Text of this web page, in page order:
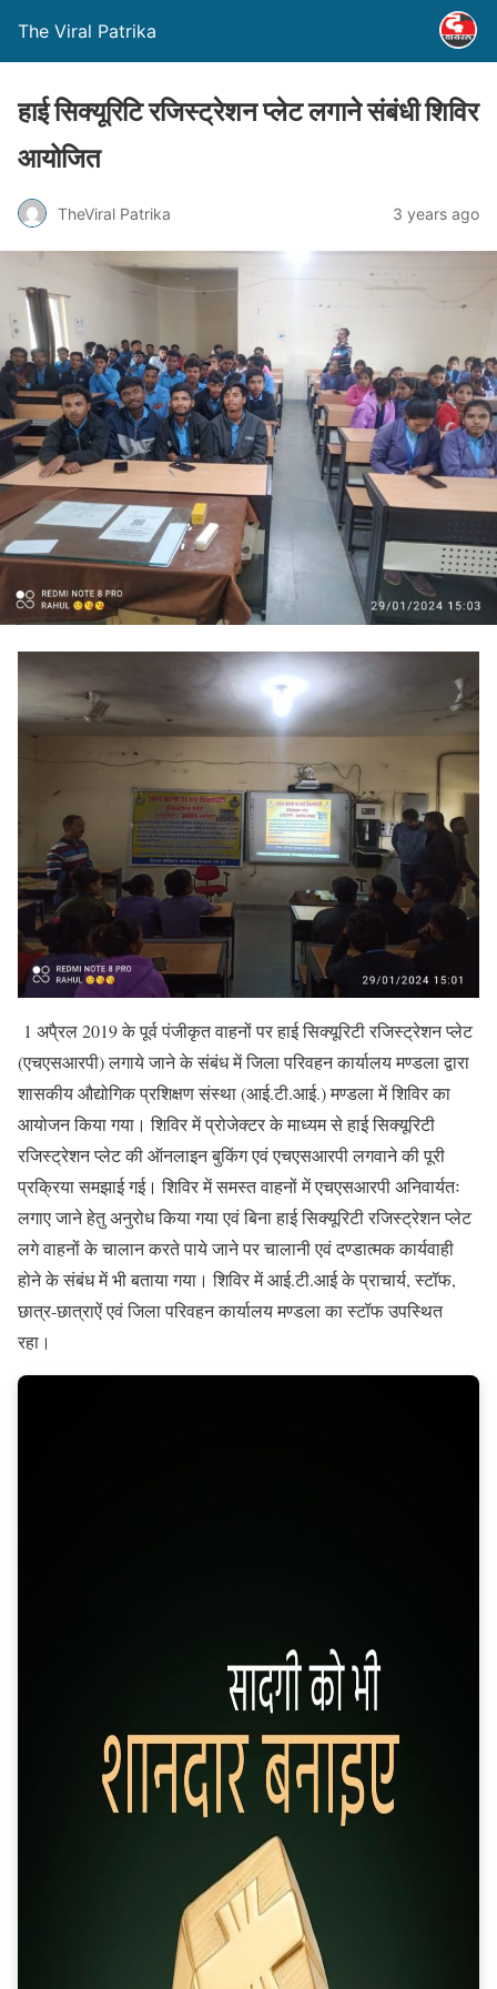
The Viral Patrika
हाई सिक्यूरिटि रजिस्ट्रेशन प्लेट लगाने संबंधी शिविर
आयोजित
TheViral Patrika 3 years ago
1 अपै्रल 2019 के पूर्व पंजीकृत वाहनों पर हाई सिक्यूरिटी रजिस्ट्रेशन प्लेट
(एचएसआरपी) लगाये जाने के संबंध में जिला परिवहन कार्यालय मण्डला द्वारा
शासकीय औद्योगिक प्रशिक्षण संस्था (आई.टी.आई.) मण्डला में शिविर का
आयोजन किया गया। शिविर में प्रोजेक्टर के माध्यम से हाई सिक्यूरिटी
रजिस्ट्रेशन प्लेट की ऑनलाइन बुकिंग एवं एचएसआरपी लगवाने की पूरी
प्रक्रिया समझाई गई। शिविर में समस्त वाहनों में एचएसआरपी अनिवार्यतः
लगाए जाने हेतु अनुरोध किया गया एवं बिना हाई सिक्यूरिटी रजिस्ट्रेशन प्लेट
लगे वाहनों के चालान करते पाये जाने पर चालानी एवं दण्डात्मक कार्यवाही
होने के संबंध में भी बताया गया। शिविर में आई.टी.आई के प्राचार्य, स्टॉफ,
छात्र-छात्राऐं एवं जिला परिवहन कार्यालय मण्डला का स्टॉफ उपस्थित
रहा।